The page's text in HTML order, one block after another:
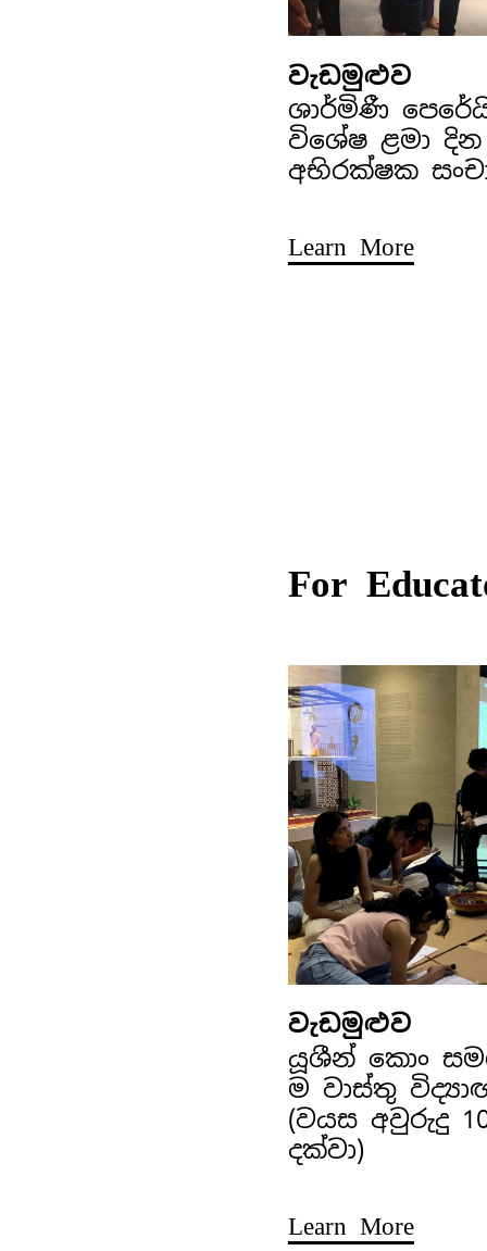
වැඩමුළුව
ශාර්මිණී
විශේෂ ළමා දින
අභිරක්ෂක
Learn More
For
වැඩමුළුව
යූශීන් කොං
ම වාස්තු
(වයස අවුරුදු
දක්වා)
Learn More